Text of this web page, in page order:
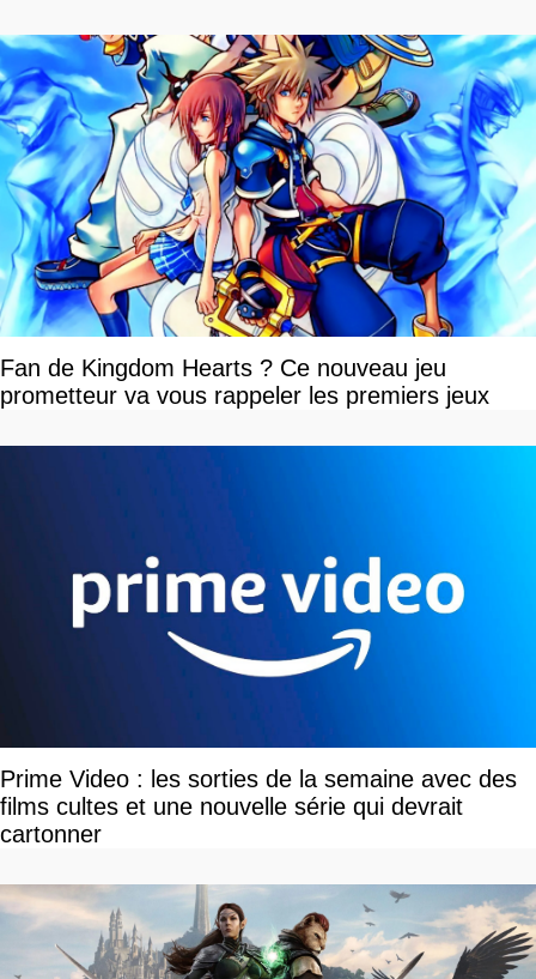
Fan de Kingdom Hearts ? Ce nouveau jeu
prometteur va vous rappeler les premiers jeux
Prime Video : les sorties de la semaine avec des
films cultes et une nouvelle série qui devrait
cartonner